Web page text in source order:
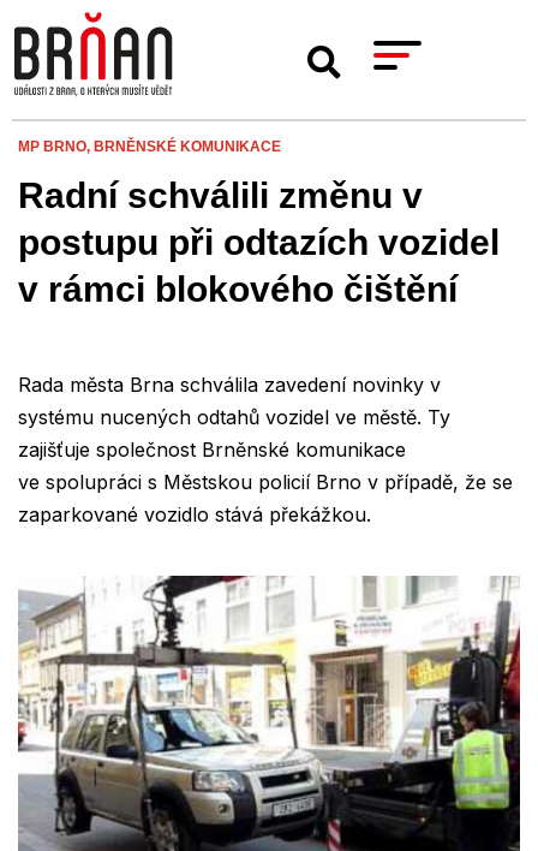
MP BRNO, BRNĚNSKÉ KOMUNIKACE
Radní schválili změnu v
postupu při odtazích vozidel
v rámci blokového čištění
Rada města Brna schválila zavedení novinky v
systému nucených odtahů vozidel ve městě. Ty
zajišťuje společnost Brněnské komunikace
ve spolupráci s Městskou policií Brno v případě, že se
zaparkované vozidlo stává překážkou.